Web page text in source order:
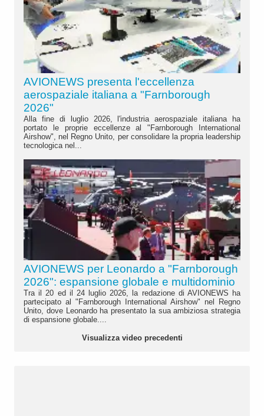
AVIONEWS presenta l'eccellenza
aerospaziale italiana a "Farnborough
2026"
Alla fine di luglio 2026, l'industria aerospaziale italiana ha
portato le proprie eccellenze al "Farnborough International
Airshow", nel Regno Unito, per consolidare la propria leadership
tecnologica nel...
AVIONEWS per Leonardo a "Farnborough
2026": espansione globale e multidominio
Tra il 20 ed il 24 luglio 2026, la redazione di AVIONEWS ha
partecipato al "Farnborough International Airshow" nel Regno
Unito, dove Leonardo ha presentato la sua ambiziosa strategia
di espansione globale....
Visualizza video precedenti